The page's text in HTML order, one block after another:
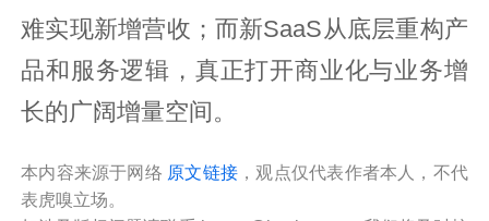
难实现新增营收；而新SaaS从底层重构产
品和服务逻辑，真正打开商业化与业务增
长的广阔增量空间。
本内容来源于网络 原文链接 ，观点仅代表作者本人，不代
表虎嗅立场。